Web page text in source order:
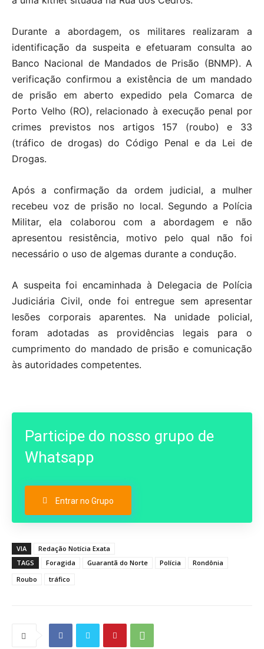
Durante a abordagem, os militares realizaram a
identificação da suspeita e efetuaram consulta ao
Banco Nacional de Mandados de Prisão (BNMP). A
verificação confirmou a existência de um mandado
de prisão em aberto expedido pela Comarca de
Porto Velho (RO), relacionado à execução penal por
crimes previstos nos artigos 157 (roubo) e 33
(tráfico de drogas) do Código Penal e da Lei de
Drogas.
Após a confirmação da ordem judicial, a mulher
recebeu voz de prisão no local. Segundo a Polícia
Militar, ela colaborou com a abordagem e não
apresentou resistência, motivo pelo qual não foi
necessário o uso de algemas durante a condução.
A suspeita foi encaminhada à Delegacia de Polícia
Judiciária Civil, onde foi entregue sem apresentar
lesões corporais aparentes. Na unidade policial,
foram adotadas as providências legais para o
cumprimento do mandado de prisão e comunicação
às autoridades competentes.
Participe do nosso grupo de
Whatsapp
Entrar no Grupo
VIA
Redação Notícia Exata
TAGS
Foragida Guarantã do Norte Polícia
Rondônia
Roubo
tráfico